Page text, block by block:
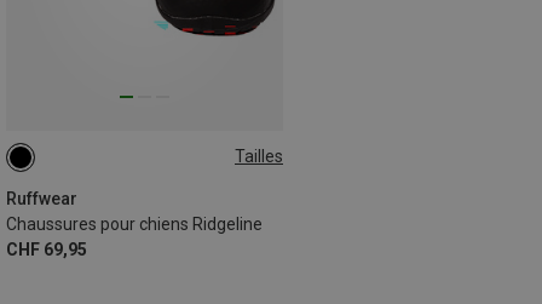
Tailles
Ruffwear
Chaussures pour chiens Ridgeline
CHF 69,95